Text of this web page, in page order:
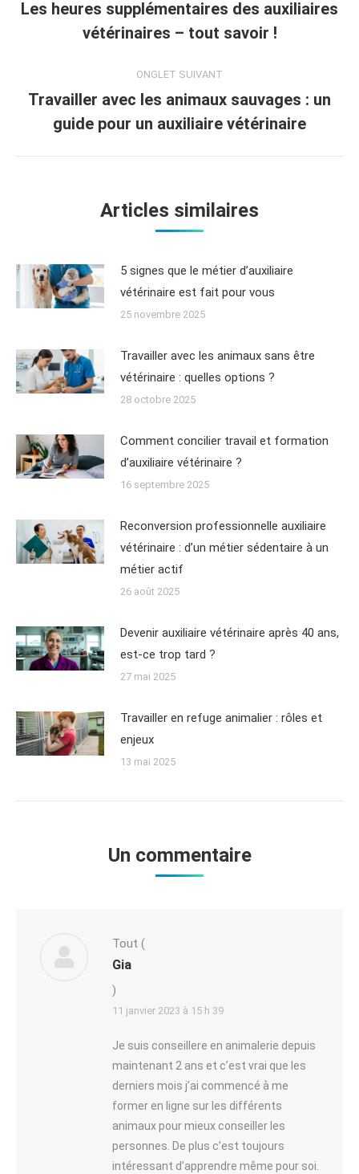
Les heures supplémentaires des auxiliaires
vétérinaires – tout savoir !
ONGLET SUIVANT
Travailler avec les animaux sauvages : un
guide pour un auxiliaire vétérinaire
Articles similaires
5 signes que le métier d’auxiliaire
vétérinaire est fait pour vous
25 novembre 2025
Travailler avec les animaux sans être
vétérinaire : quelles options ?
28 octobre 2025
Comment concilier travail et formation
d’auxiliaire vétérinaire ?
16 septembre 2025
Reconversion professionnelle auxiliaire
vétérinaire : d’un métier sédentaire à un
métier actif
26 août 2025
Devenir auxiliaire vétérinaire après 40 ans,
est-ce trop tard ?
27 mai 2025
Travailler en refuge animalier : rôles et
enjeux
13 mai 2025
Un commentaire
Tout (
Gia
)
11 janvier 2023 à 15 h 39
Je suis conseillere en animalerie depuis
maintenant 2 ans et c’est vrai que les
derniers mois j’ai commencé à me
former en ligne sur les différents
animaux pour mieux conseiller les
personnes. De plus c’est toujours
intéressant d’apprendre même pour soi.